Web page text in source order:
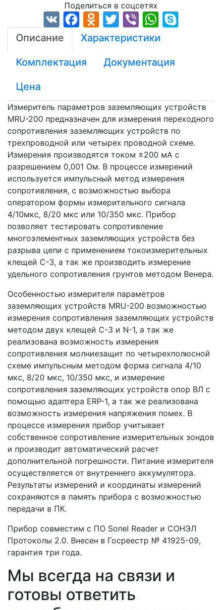
Поделиться в соцсетях
VK Facebook
Odnoklassniki
Twitter
Viber
Описание Характеристики
Комплектация Документация
Цена
Измеритель параметров заземляющих устройств
MRU-200 предназначен для измерения переходного
сопротивления заземляющих устройств по
трехпроводной или четырех проводной схеме.
Измерения производятся током ±200 мА с
разрешением 0,001 Ом. В процессе измерений
используется импульсный метод измерения
сопротивления, с возможностью выбора
оператором формы измерительного сигнала
4/10мкс, 8/20 мкс или 10/350 мкс. Прибор
позволяет тестировать сопротивление
многоэлементных заземляющих устройств без
разрыва цепи с применением токоизмерительных
клещей С-3, а так же производить измерение
удельного сопротивления грунтов методом Венера.
Особенностью измерителя параметров
заземляющих устройств MRU-200 возможностью
измерения сопротивления заземляющих устройств
методом двух клещей С-3 и N-1, а так же
реализована возможность измерения
сопротивления молниезащит по четырехполюсной
схеме импульсным методом форма сигнала 4/10
мкс, 8/20 мкс, 10/350 мкс, и измерение
сопротивления заземляющих устройств опор ВЛ с
помощью адаптера ERP-1, а так же реализована
возможность измерения напряжения помех. В
процессе измерения прибор учитывает
собственное сопротивление измерительных зондов
и производит автоматический расчет
дополнительной погрешности. Питание измерителя
осуществляется от внутреннего аккумулятора.
Результаты измерений и координаты измерений
сохраняются в память прибора с возможностью
передачи в ПК.
Прибор совместим с ПО Sonel Reader и СОНЭЛ
Протоколы 2.0. Внесен в Госреестр № 41925-09,
гарантия три года.
Мы всегда на связи и
готовы ответить